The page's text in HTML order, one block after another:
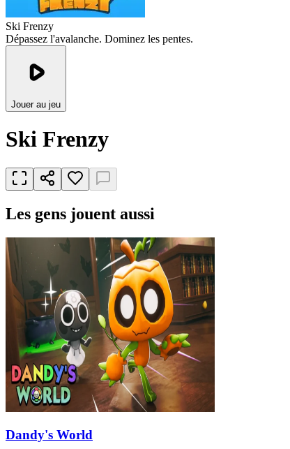
Ski Frenzy
Dépassez l'avalanche. Dominez les pentes.
Jouer au jeu
Ski Frenzy
Les gens jouent aussi
Dandy's World